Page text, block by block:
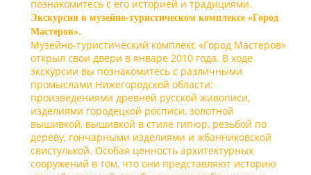
познакомитесь с его историей и традициями.
Экскурсия в музейно-туристическом комплексе «Город
Мастеров».
Музейно-туристический комплекс «Город Мастеров»
открыл свои двери в январе 2010 года. В ходе
экскурсии вы познакомитесь с различными
промыслами Нижегородской области:
произведениями древней русской живописи,
изделиями городецкой росписи, золотной
вышивкой, вышивкой в стиле гипюр, резьбой по
дереву, гончарными изделиями и жбанниковской
свистулькой. Особая ценность архитектурных
сооружений в том, что они представляют историю